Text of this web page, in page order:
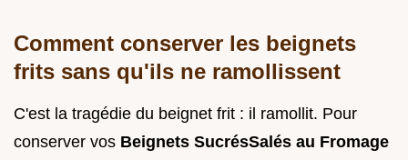
Comment conserver les beignets
frits sans qu'ils ne ramollissent
C'est la tragédie du beignet frit : il ramollit. Pour
conserver vos Beignets SucrésSalés au Fromage